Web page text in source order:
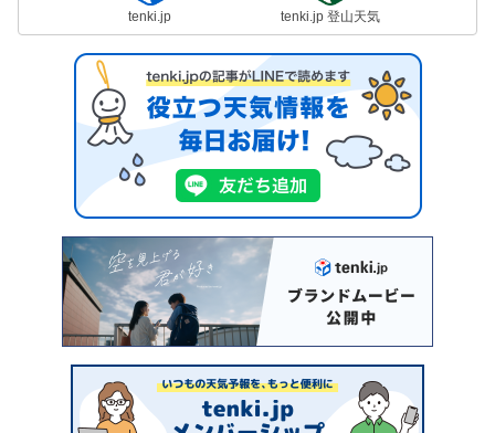
tenki.jp tenki.jp 登山天気